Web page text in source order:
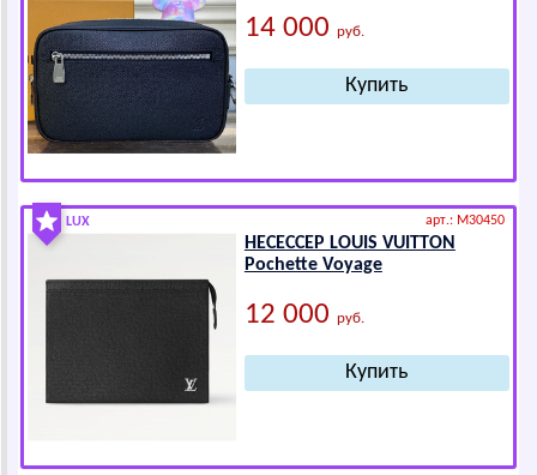
14 000 руб.
LUX арт.: M30450
НЕСЕССЕР LОUIS VUIТТОN
Pоchеttе Vоyаgе
12 000 руб.